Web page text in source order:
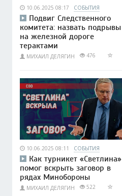
10.06.2025 08:17 СОБЫТИЯ
Подвиг Следственного
комитета: назвать подрывы
на железной дороге
терактами
МИХАИЛ ДЕЛЯГИН 476
10.06.2025 08:11 СОБЫТИЯ
Как турникет «Светлина»
помог вскрыть заговор в
рядах Минобороны
МИХАИЛ ДЕЛЯГИН 522